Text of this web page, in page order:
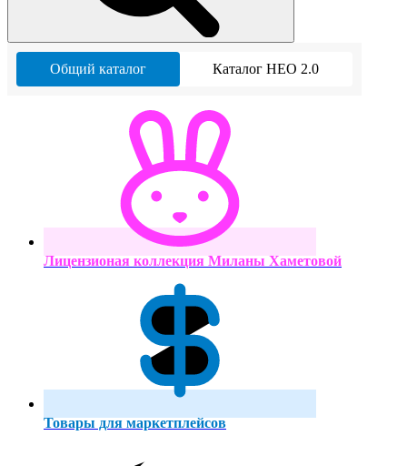
Общий каталог Каталог НЕО 2.0
Лицензионая коллекция Миланы Хаметовой
Товары для маркетплейсов